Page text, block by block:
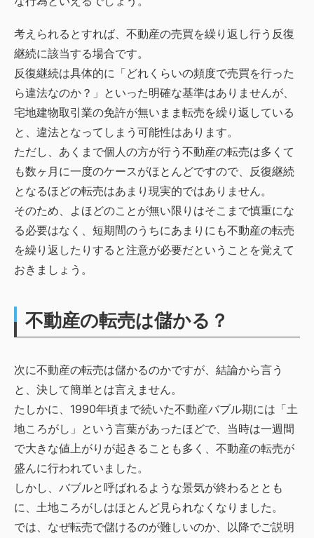
考えられるとすれば、不動産の売買を繰り返し行う反復
継続に該当する場合です。
反復継続は具体的に「どれくらいの頻度で売買を行った
ら違法なのか？」といった明確な基準はありませんが、
宅地建物取引業の免許が無いまま転売を繰り返している
と、違法となってしまう可能性はあります。
ただし、あくまで個人の方が行う不動産の転売は多くて
も数ヶ月に一度のケースがほとんどですので、反復継続
となるほどの転売はあまり現実的ではありません。
そのため、よほどのことが無い限りはそこまで慎重にな
る必要はなく、短期間のうちにあまりにも不動産の転売
を繰り返したりすると注意が必要だということを覚えて
おきましょう。
不動産の転売は儲かる？
次に不動産の転売は儲かるのかですが、結論から言う
と、決して簡単とは言えません。
たしかに、1990年頃まで続いた不動産バブル期には「土
地ころがし」という言葉があったほどで、当時は一週間
で大きな値上がりが起きることも多く、不動産の転売が
盛んに行われていました。
しかし、バブルと呼ばれるような景気が終わるととも
に、土地ころがしはほとんど見られなくなりました。
では、なぜ転売で儲けるのが難しいのか、以降でご説明